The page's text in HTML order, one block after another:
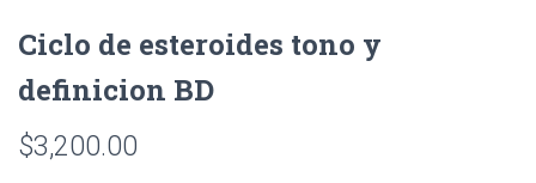
Ciclo de esteroides tono y
definicion BD
$3,200.00